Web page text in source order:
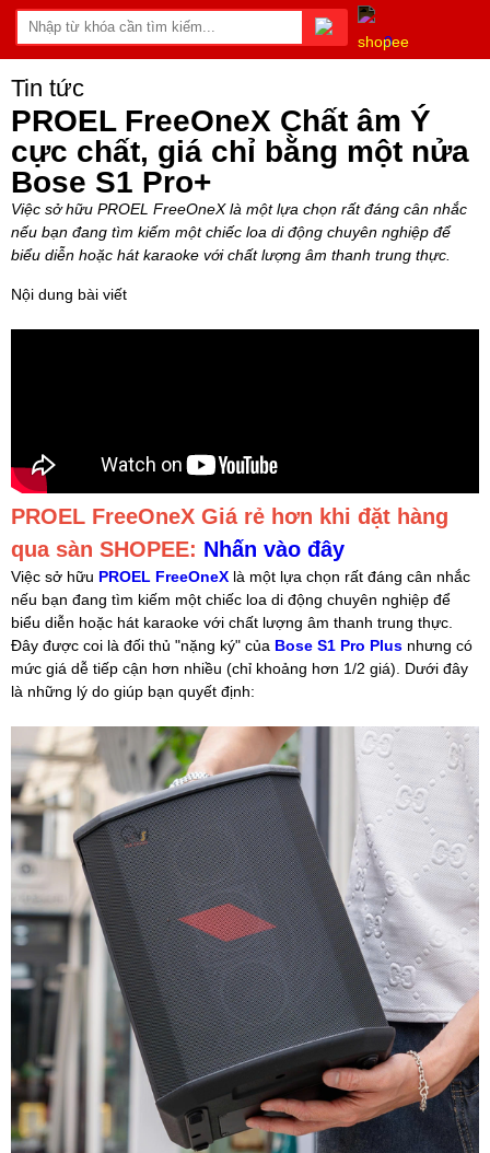
0
Tin tức
PROEL FreeOneX Chất âm Ý
cực chất, giá chỉ bằng một nửa
Bose S1 Pro+
Việc sở hữu PROEL FreeOneX là một lựa chọn rất đáng cân nhắc
nếu bạn đang tìm kiếm một chiếc loa di động chuyên nghiệp để
biểu diễn hoặc hát karaoke với chất lượng âm thanh trung thực.
Nội dung bài viết
PROEL FreeOneX Giá rẻ hơn khi đặt hàng
qua sàn SHOPEE: Nhấn vào đây
Việc sở hữu PROEL FreeOneX là một lựa chọn rất đáng cân nhắc
nếu bạn đang tìm kiếm một chiếc loa di động chuyên nghiệp để
biểu diễn hoặc hát karaoke với chất lượng âm thanh trung thực.
Đây được coi là đối thủ "nặng ký" của Bose S1 Pro Plus nhưng có
mức giá dễ tiếp cận hơn nhiều (chỉ khoảng hơn 1/2 giá). Dưới đây
là những lý do giúp bạn quyết định: